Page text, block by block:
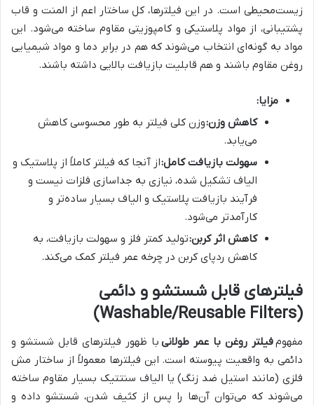
زیست‌محیطی است. در این فیلترها، کل ساختار اعم از المنت و قاب
پشتیبانی، از مواد پلاستیکی و کامپوزیتی مقاوم ساخته می‌شود. این
مواد به گونه‌ای انتخاب می‌شوند که هم در برابر دما و مواد شیمیایی
روغن مقاوم باشند و هم قابلیت بازیافت بالایی داشته باشند.
مزایا:
کاهش وزن:وزن کلی فیلتر به طور محسوسی کاهش
می‌یابد.
سهولت بازیافت کامل:از آنجا که فیلتر کاملاً از پلاستیک و
الیاف تشکیل شده، نیازی به جداسازی فلزات نیست و
فرآیند بازیافت پلاستیک و الیاف بسیار ساده‌تر و
کارآمدتر می‌شود.
کاهش اثر کربن:تولید کمتر فلز و سهولت بازیافت، به
کاهش ردپای کربن در چرخه عمر فیلتر کمک می‌کند.
فیلترهای قابل شستشو و دائمی
(Washable/Reusable Filters)
مفهومفیلتر روغن با عمر طولانی با ظهور فیلترهای قابل شستشو و
دائمی به واقعیت پیوسته است. این فیلترها معمولاً از ساختار مش
فلزی (مانند استیل ضد زنگ) یا الیاف سنتتیک بسیار مقاوم ساخته
می‌شوند که می‌توان آن‌ها را پس از کثیف شدن، شستشو داده و